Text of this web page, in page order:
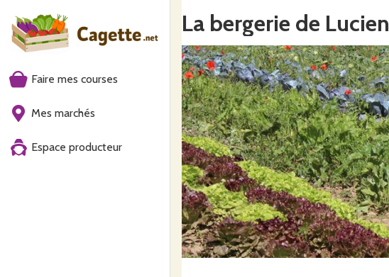
Faire mes courses
Mes marchés
Espace producteur
La bergerie de Lucien